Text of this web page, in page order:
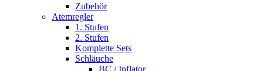
Zubehör
Atemregler
1. Stufen
2. Stufen
Komplette Sets
Schläuche
BC / Inflator